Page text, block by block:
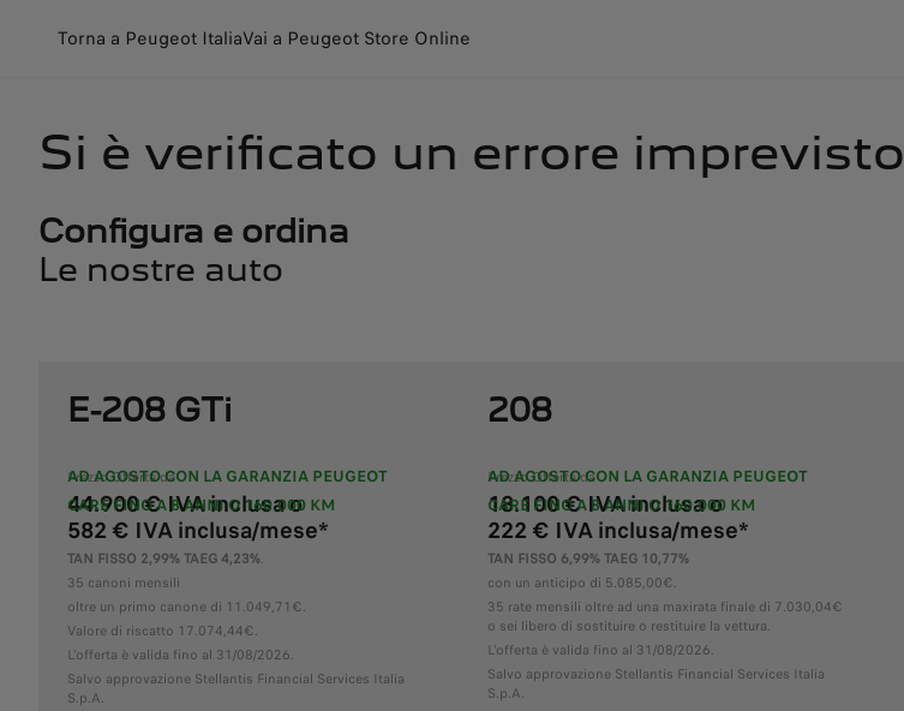
Torna a Peugeot ItaliaVai a Peugeot Store Online
Si è verificato un errore imprevisto
Configura e ordina
Le nostre auto
E-208 GTi
AD AGOSTO CON LA GARANZIA PEUGEOT
CARE FINO A 8 ANNI O 160.000 KM
Prezzo Offerta da
44.900 € IVA inclusa o
582 € IVA inclusa/mese*
TAN FISSO 2,99% TAEG 4,23%.
35 canoni mensili
oltre un primo canone di 11.049,71€.
Valore di riscatto 17.074,44€.
L'offerta è valida fino al 31/08/2026.
Salvo approvazione Stellantis Financial Services Italia
S.p.A.
208
AD AGOSTO CON LA GARANZIA PEUGEOT
CARE FINO A 8 ANNI O 160.000 KM
Prezzo Offerta da
18.100 € IVA inclusa o
222 € IVA inclusa/mese*
TAN FISSO 6,99% TAEG 10,77%
con un anticipo di 5.085,00€.
35 rate mensili oltre ad una maxirata finale di 7.030,04€
o sei libero di sostituire o restituire la vettura.
L'offerta è valida fino al 31/08/2026.
Salvo approvazione Stellantis Financial Services Italia
S.p.A.